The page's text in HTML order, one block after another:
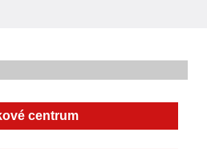
centrum